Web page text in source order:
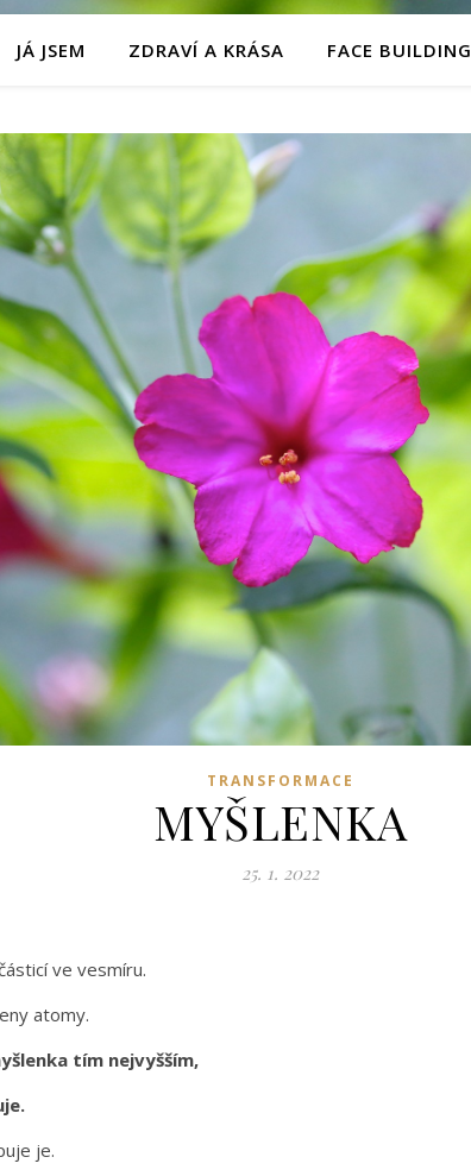
JÁ JSEM ZDRAVÍ A KRÁSA FACE BUILDING
TRANSFORMACE
MYŠLENKA
25. 1. 2022
ve vesmíru.
atomy.
tím nejvyšším,
je.